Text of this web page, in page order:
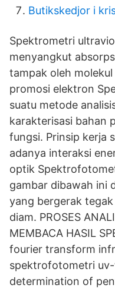
Butikskedjor i
Spektrometri
menyangkut
tampak oleh
promosi elektron
suatu metode
karakterisasi bahan
fungsi. Prinsip kerja
adanya interaksi
optik
gambar dibawah ini
yang bergerak
diam. PROSES
MEMBACA HASIL
fourier transform
spektrofotometri
determination of